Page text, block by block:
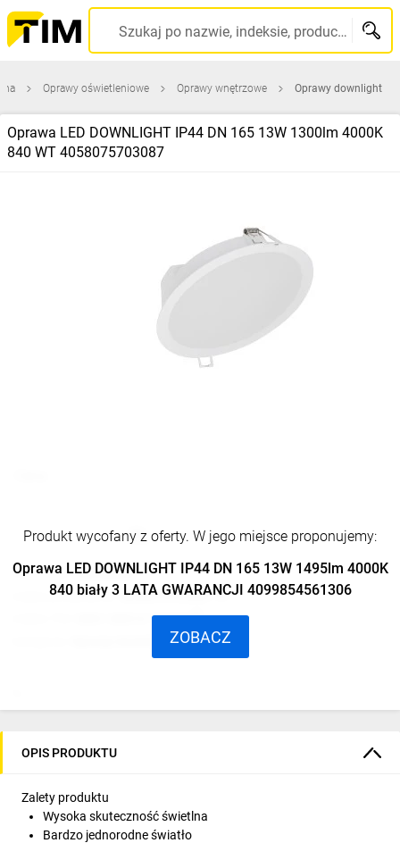
Szukaj po nazwie, indeksie, producencie, kodzie kreskowym...
Oprawy oświetleniowe Oprawy wnętrzowe Oprawy downlight
Oprawa LED DOWNLIGHT IP44 DN 165 13W 1300lm 4000K
840 WT 4058075703087
Producent: LEDVANCE
Indeks producenta: 4058075703087
0001-00015-70479
Oprawy downlight
Na zamówienie od TIM
Produkt wycofany z oferty. W jego miejsce proponujemy:
Oprawa LED DOWNLIGHT IP44 DN 165 13W 1495lm 4000K
840 biały 3 LATA GWARANCJI 4099854561306
ZOBACZ
OPIS PRODUKTU
Zalety produktu
Wysoka skuteczność świetlna
Bardzo jednorodne światło